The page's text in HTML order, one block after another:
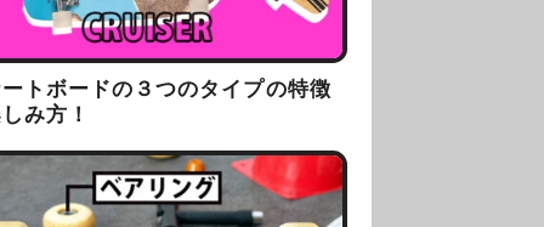
トボードの３つのタイプの特徴
み方！